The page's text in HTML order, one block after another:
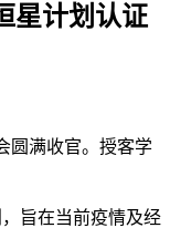
星计划认证
圆满收官。授客学
旨在当前疫情及经